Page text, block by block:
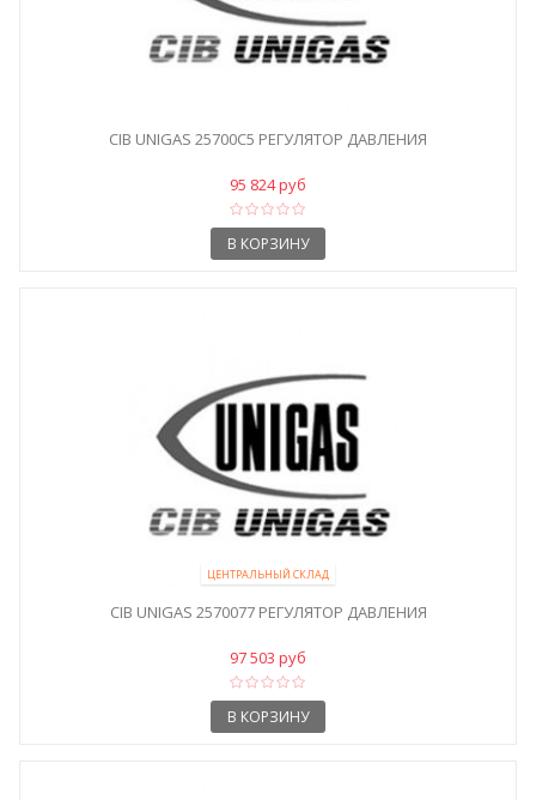
CIB UNIGAS 25700C5 РЕГУЛЯТОР ДАВЛЕНИЯ
95 824 руб
В КОРЗИНУ
ЦЕНТРАЛЬНЫЙ СКЛАД
CIB UNIGAS 2570077 РЕГУЛЯТОР ДАВЛЕНИЯ
97 503 руб
В КОРЗИНУ